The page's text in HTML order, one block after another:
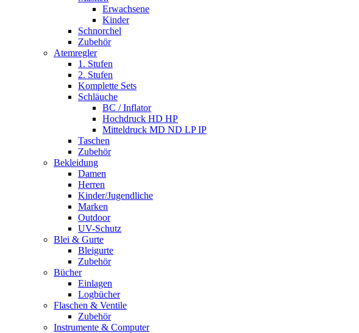
Erwachsene
Kinder
Schnorchel
Zubehör
Atemregler
1. Stufen
2. Stufen
Komplette Sets
Schläuche
BC / Inflator
Hochdruck HD HP
Mitteldruck MD ND LP IP
Taschen
Zubehör
Bekleidung
Damen
Herren
Kinder/Jugendliche
Marken
Outdoor
UV-Schutz
Blei & Gurte
Bleigurte
Zubehör
Bücher
Einlagen
Logbücher
Flaschen & Ventile
Zubehör
Instrumente & Computer